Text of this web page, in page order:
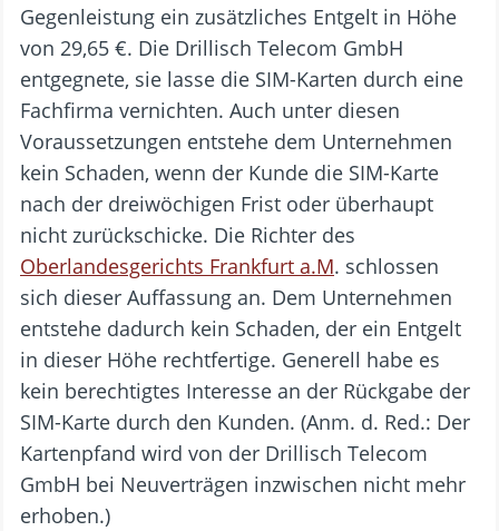
Gegenleistung ein zusätzliches Entgelt in Höhe
von 29,65 €. Die Drillisch Telecom GmbH
entgegnete, sie lasse die SIM-Karten durch eine
Fachfirma vernichten. Auch unter diesen
Voraussetzungen entstehe dem Unternehmen
kein Schaden, wenn der Kunde die SIM-Karte
nach der dreiwöchigen Frist oder überhaupt
nicht zurückschicke. Die Richter des
Oberlandesgerichts Frankfurt a.M. schlossen
sich dieser Auffassung an. Dem Unternehmen
entstehe dadurch kein Schaden, der ein Entgelt
in dieser Höhe rechtfertige. Generell habe es
kein berechtigtes Interesse an der Rückgabe der
SIM-Karte durch den Kunden. (Anm. d. Red.: Der
Kartenpfand wird von der Drillisch Telecom
GmbH bei Neuverträgen inzwischen nicht mehr
erhoben.)